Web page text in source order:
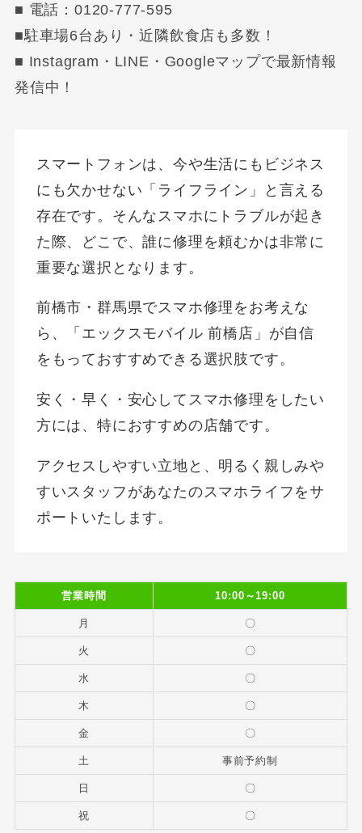
■ 電話：0120-777-595
■駐車場6台あり・近隣飲食店も多数！
■ Instagram・LINE・Googleマップで最新情報
発信中！
スマートフォンは、今や生活にもビジネス
にも欠かせない「ライフライン」と言える
存在です。そんなスマホにトラブルが起き
た際、どこで、誰に修理を頼むかは非常に
重要な選択となります。
前橋市・群馬県でスマホ修理をお考えな
ら、「エックスモバイル 前橋店」が自信
をもっておすすめできる選択肢です。
安く・早く・安心してスマホ修理をしたい
方には、特におすすめの店舗です。
アクセスしやすい立地と、明るく親しみや
すいスタッフがあなたのスマホライフをサ
ポートいたします。
営業時間 10:00～19:00
月 〇
火 〇
水 〇
木 〇
金 〇
土 事前予約制
日 〇
祝 〇